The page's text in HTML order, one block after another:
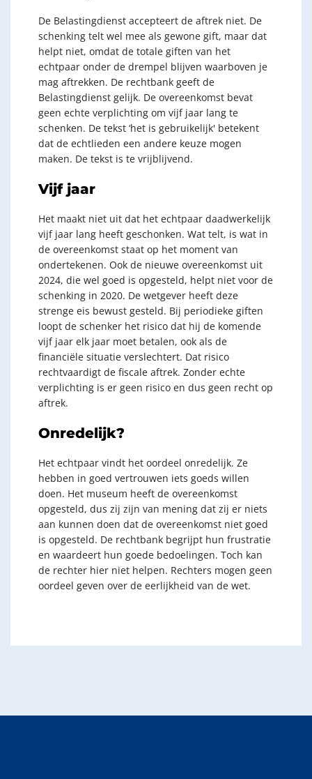
De Belastingdienst accepteert de aftrek niet. De
schenking telt wel mee als gewone gift, maar dat
helpt niet, omdat de totale giften van het
echtpaar onder de drempel blijven waarboven je
mag aftrekken. De rechtbank geeft de
Belastingdienst gelijk. De overeenkomst bevat
geen echte verplichting om vijf jaar lang te
schenken. De tekst ‘het is gebruikelijk' betekent
dat de echtlieden een andere keuze mogen
maken. De tekst is te vrijblijvend.
Vijf jaar
Het maakt niet uit dat het echtpaar daadwerkelijk
vijf jaar lang heeft geschonken. Wat telt, is wat in
de overeenkomst staat op het moment van
ondertekenen. Ook de nieuwe overeenkomst uit
2024, die wel goed is opgesteld, helpt niet voor de
schenking in 2020. De wetgever heeft deze
strenge eis bewust gesteld. Bij periodieke giften
loopt de schenker het risico dat hij de komende
vijf jaar elk jaar moet betalen, ook als de
financiële situatie verslechtert. Dat risico
rechtvaardigt de fiscale aftrek. Zonder echte
verplichting is er geen risico en dus geen recht op
aftrek.
Onredelijk?
Het echtpaar vindt het oordeel onredelijk. Ze
hebben in goed vertrouwen iets goeds willen
doen. Het museum heeft de overeenkomst
opgesteld, dus zij zijn van mening dat zij er niets
aan kunnen doen dat de overeenkomst niet goed
is opgesteld. De rechtbank begrijpt hun frustratie
en waardeert hun goede bedoelingen. Toch kan
de rechter hier niet helpen. Rechters mogen geen
oordeel geven over de eerlijkheid van de wet.